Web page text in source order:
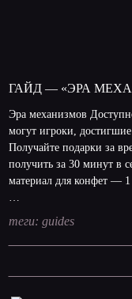
ГАЙД — «ЭРА
Эра механизмов
могут игроки,
Получайте подарки за
получить за 30 минут в
материал для конфет —
…
теги: guides